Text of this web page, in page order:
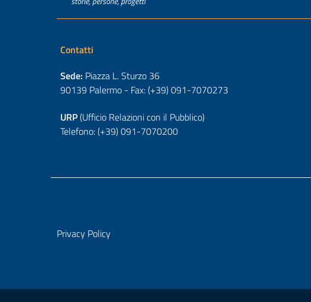
Contatti
Sede: Piazza L. Sturzo 36
90139 Palermo - Fax: (+39) 091-7070273
URP(Ufficio Relazioni con il Pubblico)
Telefono: (+39) 091-7070200
Privacy Policy